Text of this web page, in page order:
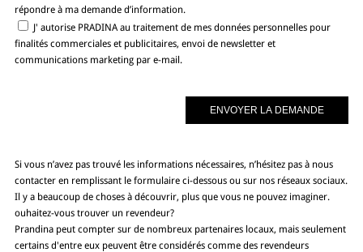
répondre à ma demande d’information.
J' autorise PRADINA au traitement de mes données personnelles pour
finalités commerciales et publicitaires, envoi de newsletter et
communications marketing par e-mail.
Si vous n’avez pas trouvé les informations nécessaires, n’hésitez pas à nous
contacter en remplissant le formulaire ci-dessous ou sur nos réseaux sociaux.
Il y a beaucoup de choses à découvrir, plus que vous ne pouvez imaginer.
ouhaitez-vous trouver un revendeur?
Prandina peut compter sur de nombreux partenaires locaux, mais seulement
certains d'entre eux peuvent être considérés comme des revendeurs